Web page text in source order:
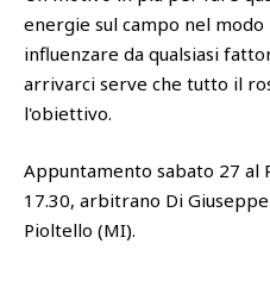
energie sul campo nel
influenzare da qualsiasi
arrivarci serve che tutto il
l'obiettivo.
Appuntamento sabato 27 al
17.30, arbitrano Di
Pioltello (MI).